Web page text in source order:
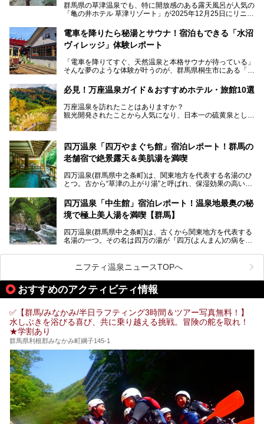
群馬県の草津温泉でも、特に開放感のある露天風呂が人気の
「亀の井ホテル 草津リゾート」が2025年12月25日にリニュ
ロビーや客室が綺麗になって、上州グルメにこだわったビュ
ッフェも人気！アクセスはシャトルバスで楽々、さらに草津
温泉にある姉妹ホテルの「草津温泉 大東舘」「亀の井ホテ
今回はそんな「亀の井ホテル 草津リゾート」を徹底レポー
───
提供元：アイコニア・ホスピタリティ株式会社【PR】
この記事は亀の井ホテル 草津リゾートのPR記事です。
電車を降りたら秘湯とサウナ！宿泊もできる「水沼
ヴィレッジ」体験レポート
「電車を降りてすぐ、天然温泉と本格サウナが待っている」
そんな夢のような体験が叶うのが、群馬県桐生市にある「駅
日帰り温泉の「水沼の湯」と宿泊もできる「サウナの森」、
２つのエリアがあります。
今回は、その中でも特にユニークな駅直結の「水沼の湯」の
魅力に焦点を当て、温泉好き、サウナー、そして電車旅好き
必見！万座温泉ガイド＆おすすめホテル・旅館10選
万座温泉を訪れたことはありますか？
観光開発されたことから人気になり、日本一の硫黄泉として
も多いかもしれません。
そこで筆者である私が実際に行ってみました！万座温泉の楽
しみ方や周辺の観光地を解説します。
また、日帰り入浴できる温泉から混浴可能な温泉まで、おす
すめの入浴施設もご紹介します！
四万温泉「四万やまぐち館」宿泊レポート！群馬の
老舗宿で絶景露天＆美肌湯を満喫
四万温泉(群馬県中之条町)は、関東地方を代表する名湯のひ
とつ。古から“草津の上がり湯”と呼ばれ、保湿効果の高い美
「四万やまぐち館」は、この地を代表する旅館の一つ。日帰
り入浴も可能ですが、やはり宿泊してじっくり楽しむのがベ
肌湯をはじめ、館内の魅力をたっぷりとご紹介します！
四万温泉「中生館」宿泊レポート！温泉地最奥の秘
境で極上美人湯を満喫【群馬】
四万温泉(群馬県中之条町)は、古くから関東地方を代表する
名湯の一つ。その名は四万の湯が『四万(よんまん)の病を癒
観光客で賑わう人気温泉地です。
「中生館」は四万温泉最奥に位置し、秘境感漂う老舗宿。泉
質の良さ(特に美人湯効果)に定評があり、知る人ぞ知る穴場
的存在です。今回は筆者自ら宿泊し、自慢の温泉をはじめ食
事・客室・共有スペースなど、宿の全貌を徹底紹介します。
ニフティ温泉ニュースTOPへ
おすすめのアクティビティ情報
✅【群馬/みなかみ/半日ラフティング3時間＆ツアー写真無料！】
水しぶきを浴びる喜び、共に乗り越える挑戦。冒険の舵を取れ！
★学割あり
群馬県利根郡みなかみ町綱子145-1